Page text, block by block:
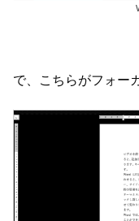
で、こちらがフォー